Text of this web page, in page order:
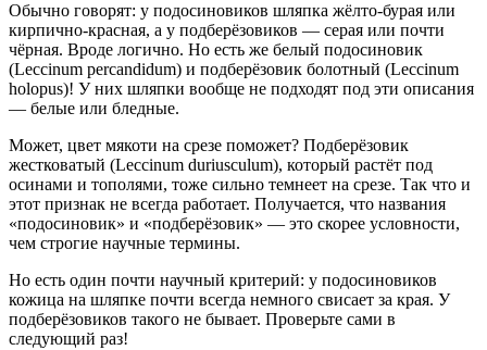
Обычно говорят: у подосиновиков шляпка жёлто-бурая или
кирпично-красная, а у подберёзовиков — серая или почти
чёрная. Вроде логично. Но есть же белый подосиновик
(Leccinum percandidum) и подберёзовик болотный (Leccinum
holopus)! У них шляпки вообще не подходят под эти описания
— белые или бледные.
Может, цвет мякоти на срезе поможет? Подберёзовик
жестковатый (Leccinum duriusculum), который растёт под
осинами и тополями, тоже сильно темнеет на срезе. Так что и
этот признак не всегда работает. Получается, что названия
«подосиновик» и «подберёзовик» — это скорее условности,
чем строгие научные термины.
Но есть один почти научный критерий: у подосиновиков
кожица на шляпке почти всегда немного свисает за края. У
подберёзовиков такого не бывает. Проверьте сами в
следующий раз!